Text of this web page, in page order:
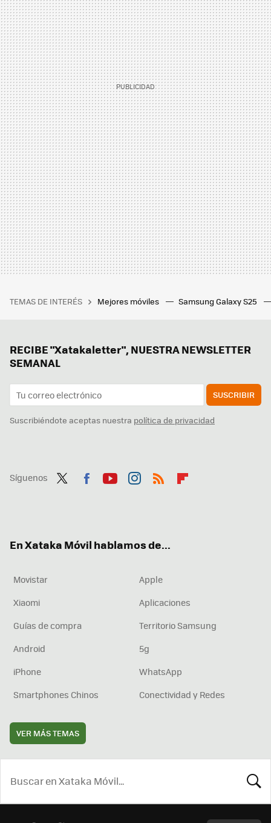
TEMAS DE INTERÉS Mejores móviles Samsung Galaxy S25
RECIBE "Xatakaletter", NUESTRA NEWSLETTER
SEMANAL
SUSCRIBIR
Suscribiéndote aceptas nuestra política de privacidad
Síguenos
En Xataka Móvil hablamos de...
Movistar
Apple
Xiaomi
Aplicaciones
Guías de compra
Territorio Samsung
Android
5g
iPhone
WhatsApp
Smartphones Chinos
Conectividad y Redes
VER MÁS TEMAS